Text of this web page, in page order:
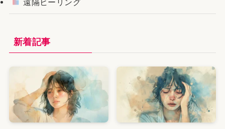
遠隔ヒーリング
新着記事